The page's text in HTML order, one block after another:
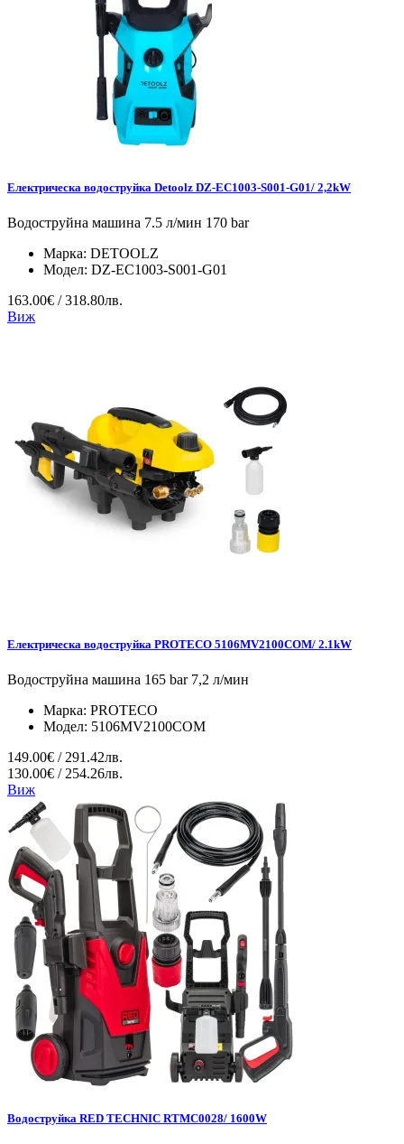
Електрическа водоструйка Detoolz DZ-EC1003-S001-G01/ 2,2kW
Водоструйна машина 7.5 л/мин 170 bar
Марка: DETOOLZ
Модел: DZ-EC1003-S001-G01
163.00€ / 318.80лв.
Виж
Електрическа водоструйка PROTECO 5106MV2100COM/ 2.1kW
Водоструйна машина 165 bar 7,2 л/мин
Марка: PROTECO
Модел: 5106MV2100COM
149.00€ / 291.42лв.
130.00€ / 254.26лв.
Виж
Водоструйка RED TECHNIC RTMC0028/ 1600W